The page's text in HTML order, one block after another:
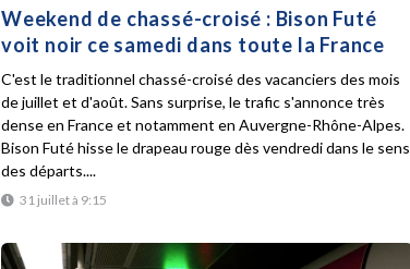
Weekend de chassé-croisé : Bison Futé
voit noir ce samedi dans toute la France
31 juillet à 9:15
C'est le traditionnel chassé-croisé des vacanciers des mois
de juillet et d'août. Sans surprise, le trafic s'annonce très
dense en France et notamment en Auvergne-Rhône-Alpes.
Bison Futé hisse le drapeau rouge dès vendredi dans le sens
des départs....